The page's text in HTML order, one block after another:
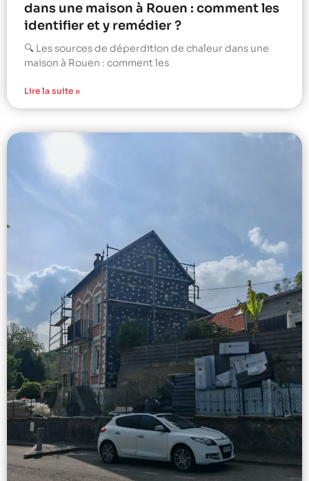
dans une maison à Rouen : comment les
identifier et y remédier ?
🔍 Les sources de déperdition de chaleur dans une
maison à Rouen : comment les
Lire la suite »